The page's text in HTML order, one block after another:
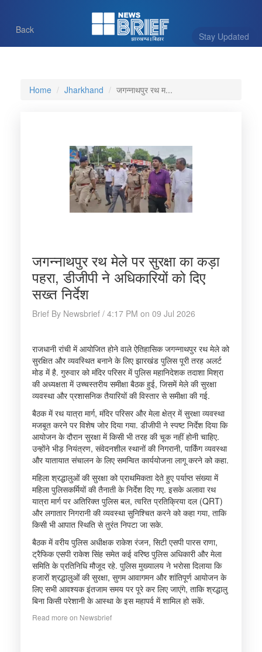
Stay Updated
Back
Home Jharkhand जगन्नाथपुर रथ म...
जगन्नाथपुर रथ मेले पर सुरक्षा का कड़ा
पहरा, डीजीपी ने अधिकारियों को दिए
सख्त निर्देश
Brief By Newsbrief / 4:17 PM on 09 Jul 2026
राजधानी रांची में आयोजित होने वाले ऐतिहासिक जगन्नाथपुर रथ मेले को
सुरक्षित और व्यवस्थित बनाने के लिए झारखंड पुलिस पूरी तरह अलर्ट
मोड में है. गुरुवार को मंदिर परिसर में पुलिस महानिदेशक तदाशा मिश्रा
की अध्यक्षता में उच्चस्तरीय समीक्षा बैठक हुई, जिसमें मेले की सुरक्षा
व्यवस्था और प्रशासनिक तैयारियों की विस्तार से समीक्षा की गई.
बैठक में रथ यात्रा मार्ग, मंदिर परिसर और मेला क्षेत्र में सुरक्षा व्यवस्था
मजबूत करने पर विशेष जोर दिया गया. डीजीपी ने स्पष्ट निर्देश दिया कि
आयोजन के दौरान सुरक्षा में किसी भी तरह की चूक नहीं होनी चाहिए.
उन्होंने भीड़ नियंत्रण, संवेदनशील स्थानों की निगरानी, पार्किंग व्यवस्था
और यातायात संचालन के लिए समन्वित कार्ययोजना लागू करने को कहा.
महिला श्रद्धालुओं की सुरक्षा को प्राथमिकता देते हुए पर्याप्त संख्या में
महिला पुलिसकर्मियों की तैनाती के निर्देश दिए गए. इसके अलावा रथ
यात्रा मार्ग पर अतिरिक्त पुलिस बल, त्वरित प्रतिक्रिया दल (QRT)
और लगातार निगरानी की व्यवस्था सुनिश्चित करने को कहा गया, ताकि
किसी भी आपात स्थिति से तुरंत निपटा जा सके.
बैठक में वरीय पुलिस अधीक्षक राकेश रंजन, सिटी एसपी पारस राणा,
ट्रैफिक एसपी राकेश सिंह समेत कई वरिष्ठ पुलिस अधिकारी और मेला
समिति के प्रतिनिधि मौजूद रहे. पुलिस मुख्यालय ने भरोसा दिलाया कि
हजारों श्रद्धालुओं की सुरक्षा, सुगम आवागमन और शांतिपूर्ण आयोजन के
लिए सभी आवश्यक इंतजाम समय पर पूरे कर लिए जाएंगे, ताकि श्रद्धालु
बिना किसी परेशानी के आस्था के इस महापर्व में शामिल हो सकें.
Read more on Newsbrief